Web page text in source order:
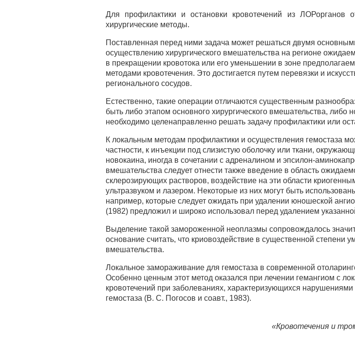
Для профилактики и остановки кровотечений из ЛОРорганов
хирургические методы.
Поставленная перед ними задача может решаться двумя
осуществлению хирургического вмешательства на регионе
в прекращении кровотока или его уменьшении в зоне
методами кровотечения. Это достигается путем перевязки и
регионального сосудов.
Естественно, такие операции отличаются существенным
быть либо этапом основного хирургического вмешательства,
необходимо целенаправленно решать задачу профилактики или
К локальным методам профилактики и осуществления гемостаза
частности, к инъекции под слизистую оболочку или ткани,
новокаина, иногда в сочетании с адреналином и эпсилон-
вмешательства следует отнести также введение в область
склерозирующих растворов, воздействие на эти области
ультразвуком и лазером. Некоторые из них могут быть
например, которые следует ожидать при удалении юношеской
(1982) предложил и широко использовал перед удалением
Выделение такой замороженной неоплазмы сопровождалось
основание считать, что криовоздействие в существенной степени
вмешательства.
Локальное замораживание для гемостаза в современной
Особенно ценным этот метод оказался при лечении гемангиом с
кровотечений при заболеваниях, характеризующихся нарушениями
гемостаза (В. С. Погосов и соавт., 1983).
«Кровотечения и